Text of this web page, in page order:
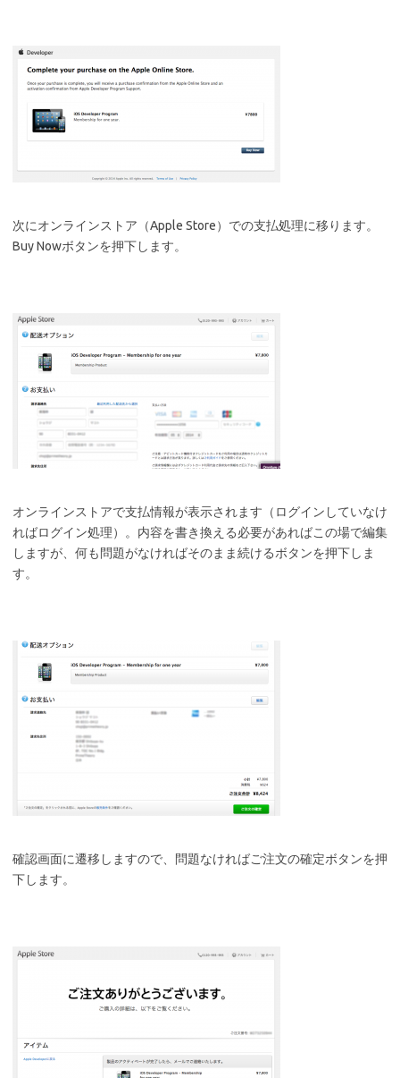
次にオンラインストア（Apple Store）での支払処理に移ります。
Buy Nowボタンを押下します。
オンラインストアで支払情報が表示されます（ログインしていなけ
ればログイン処理）。内容を書き換える必要があればこの場で編集
しますが、何も問題がなければそのまま続けるボタンを押下しま
す。
確認画面に遷移しますので、問題なければご注文の確定ボタンを押
下します。